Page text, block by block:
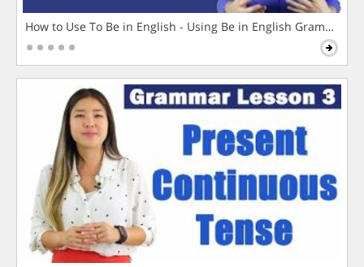
How to Use To Be in English - Using Be in English Grammar